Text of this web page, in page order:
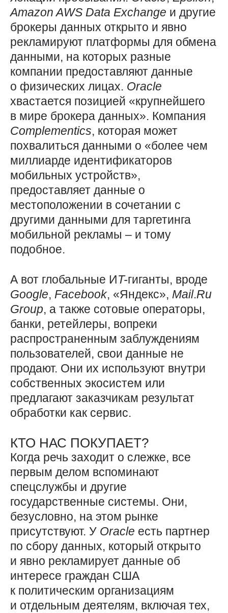
AmazonAWS Data Exchange и другие
брокеры данных открыто и явно
рекламируют платформы для обмена
данными, на которых разные
компании предоставляют данные
о физических лицах. Oracle
хвастается позицией «крупнейшего
в мире брокера данных». Компания
Complementics, которая может
похвалиться данными о «более чем
миллиарде идентификаторов
мобильных устройств»,
предоставляет данные о
местоположении в сочетании с
другими данными для таргетинга
мобильной рекламы – и тому
подобное.
А вот глобальные ИT-гиганты, вроде
Google, Facebook, «Яндекс», Mail.Ru
Group, а также сотовые операторы,
банки, ретейлеры, вопреки
распространенным заблуждениям
пользователей, свои данные не
продают. Они их используют внутри
собственных экосистем или
предлагают заказчикам результат
обработки как сервис.
КТО НАС ПОКУПАЕТ?
Когда речь заходит о слежке, все
первым делом вспоминают
спецслужбы и другие
государственные системы. Они,
безусловно, на этом рынке
присутствуют. У Oracle есть партнер
по сбору данных, который открыто
и явно рекламирует данные об
интересе граждан США
к политическим организациям
и отдельным деятелям, включая тех,